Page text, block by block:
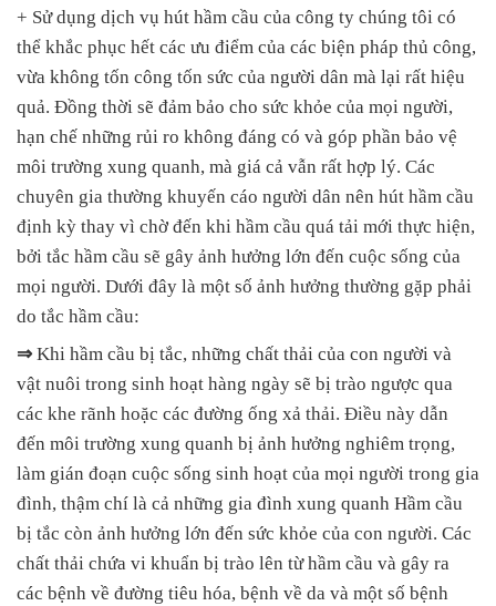
+ Sử dụng dịch vụ hút hầm cầu của công ty chúng tôi có
thể khắc phục hết các ưu điểm của các biện pháp thủ công,
vừa không tốn công tốn sức của người dân mà lại rất hiệu
quả. Đồng thời sẽ đảm bảo cho sức khỏe của mọi người,
hạn chế những rủi ro không đáng có và góp phần bảo vệ
môi trường xung quanh, mà giá cả vẫn rất hợp lý. Các
chuyên gia thường khuyến cáo người dân nên hút hầm cầu
định kỳ thay vì chờ đến khi hầm cầu quá tải mới thực hiện,
bởi tắc hầm cầu sẽ gây ảnh hưởng lớn đến cuộc sống của
mọi người. Dưới đây là một số ảnh hưởng thường gặp phải
do tắc hầm cầu:
⇒ Khi hầm cầu bị tắc, những chất thải của con người và
vật nuôi trong sinh hoạt hàng ngày sẽ bị trào ngược qua
các khe rãnh hoặc các đường ống xả thải. Điều này dẫn
đến môi trường xung quanh bị ảnh hưởng nghiêm trọng,
làm gián đoạn cuộc sống sinh hoạt của mọi người trong gia
đình, thậm chí là cả những gia đình xung quanh Hầm cầu
bị tắc còn ảnh hưởng lớn đến sức khỏe của con người. Các
chất thải chứa vi khuẩn bị trào lên từ hầm cầu và gây ra
các bệnh về đường tiêu hóa, bệnh về da và một số bệnh